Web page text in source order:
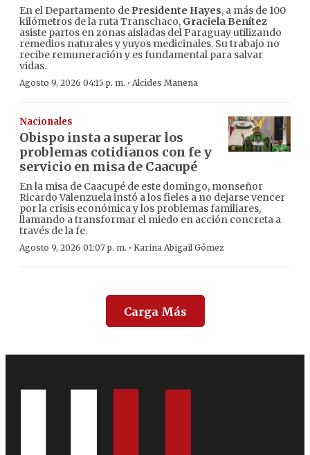
En el Departamento de Presidente Hayes, a más de 100
kilómetros de la ruta Transchaco, Graciela Benítez
asiste partos en zonas aisladas del Paraguay utilizando
remedios naturales y yuyos medicinales. Su trabajo no
recibe remuneración y es fundamental para salvar
vidas.
Agosto 9, 2026 04:15 p. m. · Alcides Manena
Nacionales
Obispo insta a superar los
problemas cotidianos con fe y
servicio en misa de Caacupé
En la misa de Caacupé de este domingo, monseñor
Ricardo Valenzuela instó a los fieles a no dejarse vencer
por la crisis económica y los problemas familiares,
llamando a transformar el miedo en acción concreta a
través de la fe.
Agosto 9, 2026 01:07 p. m. · Karina Abigail Gómez
Carga Más